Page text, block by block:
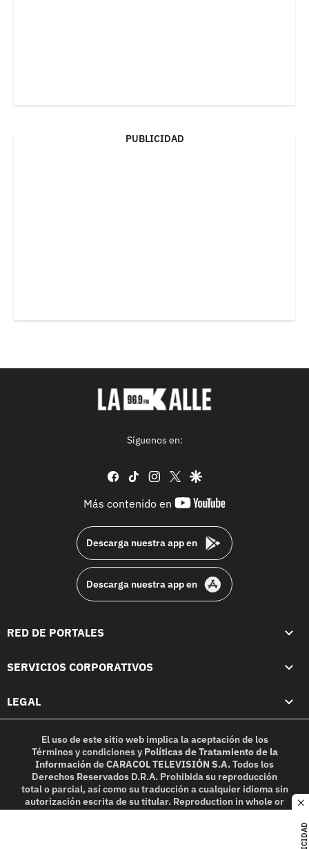
PUBLICIDAD
Síguenos en:
facebook
tiktok instagram
twittergoogle
Más contenido en
youtube-
Descarga nuestra app en
Descarga nuestra app en
RED DE PORTALES
SERVICIOS CORPORATIVOS
LEGAL
El uso de este sitio web implica la aceptación de los
Términos y condicionesy Políticas de Tratamiento de la
InformacióndeCARACOL TELEVISIÓN S.A.Todos los
Derechos Reservados D.R.A. Prohibida su reproducción
total o parcial, así como su traducción a cualquier idioma sin
autorización escrita de su titular. Reproduction in whole or